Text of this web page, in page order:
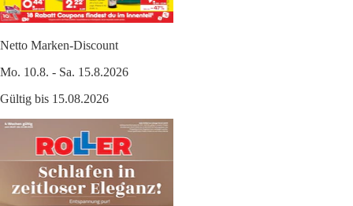
Netto Marken-Discount
Mo. 10.8. - Sa. 15.8.2026
Gültig bis 15.08.2026